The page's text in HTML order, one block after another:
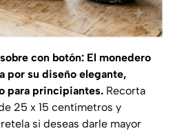
con botón: El monedero
por su diseño elegante,
para principiantes. Recorta
25 x 15 centímetros y
si deseas darle mayor